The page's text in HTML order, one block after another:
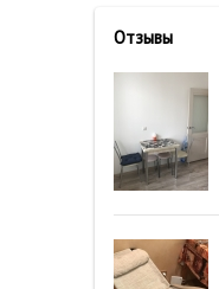
Отзывы